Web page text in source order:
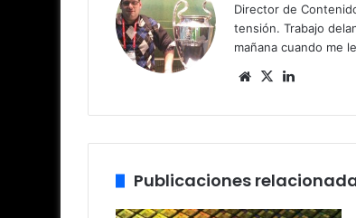
Director de
tensión. Trabajo
mañana cuando me
Siti
we
b
X
dIn
Publicaciones